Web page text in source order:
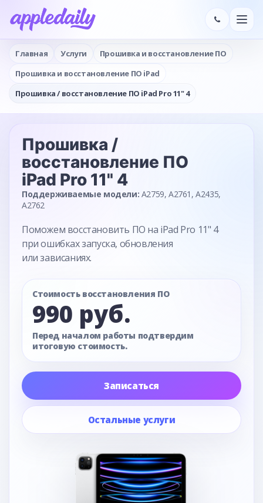
Главная Услуги
Прошивка и восстановление ПО
Прошивка и восстановление ПО iPad
Прошивка / восстановление ПО iPad Pro 11" 4
Прошивка /
восстановление ПО
iPad Pro 11" 4
Поддерживаемые модели: A2759, A2761, A2435,
A2762
Поможем восстановить ПО на iPad Pro 11" 4
при ошибках запуска, обновления
или зависаниях.
Стоимость восстановления ПО
990 руб.
Перед началом работы подтвердим
итоговую стоимость.
Записаться
Остальные услуги